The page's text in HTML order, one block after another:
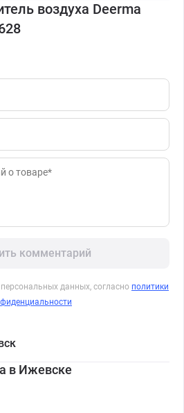
воздуха Deerma
комментарий
данных, согласно политики
в Ижевске